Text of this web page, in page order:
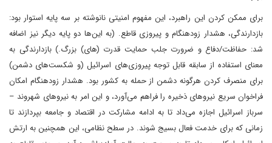
برای ممکن کردن این راهبرد، این مفهوم امنیتی نانوشته بر سه پایه استوار بود:
بازدارندگی، هشدار زودهنگام و پیروزی قاطع. (به این‌ها دو پایه دیگر نیز اضافه
شد: حفاظت/دفاع و ضرورت جلب حمایت قدرت (های) بزرگ.) بازدارندگی به
معنای استفاده از سابقه قابل توجه پیروزی‌های اسرائیل (و شکست‌های دشمن)
برای منصرف کردن هرگونه دشمن از حمله به کشور بود. هشدار زودهنگام امکان
فراخوان سریع نیروهای ذخیره را فراهم می‌آورد، و این امر به نیروهای شهروند –
سرباز اسرائیل اجازه می‌داد تا به ادامه مشارکت در اقتصاد و جامعه بپردازند تا
زمانی که برای خدمت فعال بسیج شوند. در سطح نظامی، این همچنین به ارتش